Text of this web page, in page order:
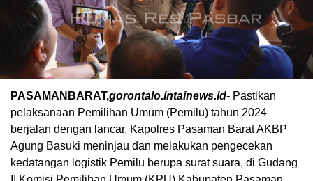
PASAMANBARAT,gorontalo.intainews.id- Pastikan
pelaksanaan Pemilihan Umum (Pemilu) tahun 2024
berjalan dengan lancar, Kapolres Pasaman Barat AKBP
Agung Basuki meninjau dan melakukan pengecekan
kedatangan logistik Pemilu berupa surat suara, di Gudang